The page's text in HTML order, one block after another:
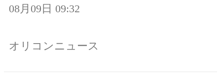
08月09日 09:32
オリコンニュース